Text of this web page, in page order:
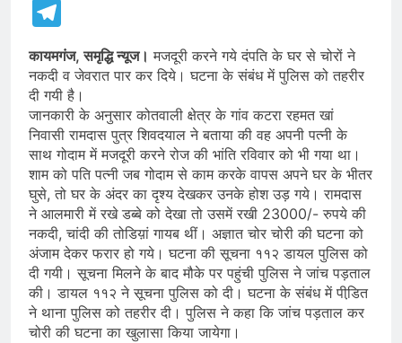
कायमगंज, समृद्धि न्यूज। मजदूरी करने गये दंपति के घर से चोरों ने
नकदी व जेवरात पार कर दिये। घटना के संबंध में पुलिस को तहरीर
दी गयी है।
जानकारी के अनुसार कोतवाली क्षेत्र के गांव कटरा रहमत खां
निवासी रामदास पुत्र शिवदयाल ने बताया की वह अपनी पत्नी के
साथ गोदाम में मजदूरी करने रोज की भांति रविवार को भी गया था।
शाम को पति पत्नी जब गोदाम से काम करके वापस अपने घर के भीतर
घुसे, तो घर के अंदर का दृश्य देखकर उनके होश उड़ गये। रामदास
ने आलमारी में रखे डब्बे को देखा तो उसमें रखी 23000/- रुपये की
नकदी, चांदी की तोडिय़ां गायब थीं। अज्ञात चोर चोरी की घटना को
अंजाम देकर फरार हो गये। घटना की सूचना ११२ डायल पुलिस को
दी गयी। सूचना मिलने के बाद मौके पर पहुंची पुलिस ने जांच पड़ताल
की। डायल ११२ ने सूचना पुलिस को दी। घटना के संबंध में पीडि़त
ने थाना पुलिस को तहरीर दी। पुलिस ने कहा कि जांच पड़ताल कर
चोरी की घटना का खुलासा किया जायेगा।